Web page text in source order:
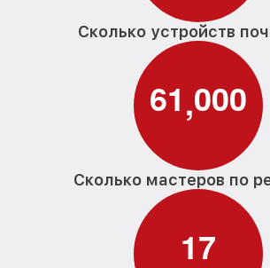
Сколько устройств
61,000
Сколько мастеров по
17